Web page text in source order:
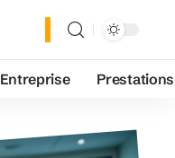
Entreprise Prestations